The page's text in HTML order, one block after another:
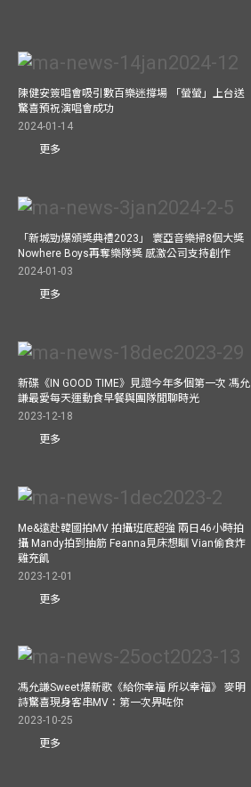
陳健安簽唱會吸引數百樂迷撐場 「螢螢」上台送
驚喜預祝演唱會成功
2024-01-14
更多
「新城勁爆頒獎典禮2023」 寰亞音樂掃8個大獎
Nowhere Boys再奪樂隊獎 感激公司支持創作
2024-01-03
更多
新碟《IN GOOD TIME》見證今年多個第一次 馮允
謙最愛每天運動食早餐與團隊閒聊時光
2023-12-18
更多
Me&遠赴韓國拍MV 拍攝班底超強 兩日46小時拍
攝 Mandy拍到抽筋 Feanna見床想瞓 Vian偷食炸
雞充飢
2023-12-01
更多
馮允謙Sweet爆新歌《給你幸福 所以幸福》 麥明
詩驚喜現身客串MV：第一次畀咗你
2023-10-25
更多